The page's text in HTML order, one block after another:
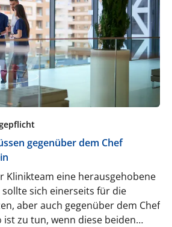
gegenüber dem Chef
Klinikteam eine herausgehobene
sich einerseits für die
aber auch gegenüber dem Chef
ist zu tun, wenn diese beiden